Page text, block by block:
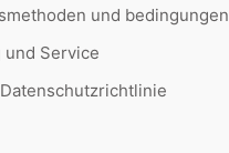
und bedingungen
und Service